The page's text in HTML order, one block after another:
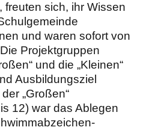
freuten sich, ihr Wissen
und waren sofort von
Projektgruppen
und die „Kleinen“
Ausbildungsziel
„Großen“
12) war das Ablegen